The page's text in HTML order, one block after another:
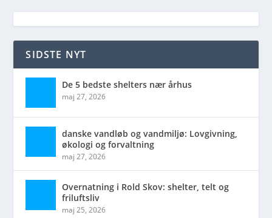
SIDSTE NYT
De 5 bedste shelters nær århus
maj 27, 2026
danske vandløb og vandmiljø: Lovgivning,
økologi og forvaltning
maj 27, 2026
Overnatning i Rold Skov: shelter, telt og
friluftsliv
maj 25, 2026